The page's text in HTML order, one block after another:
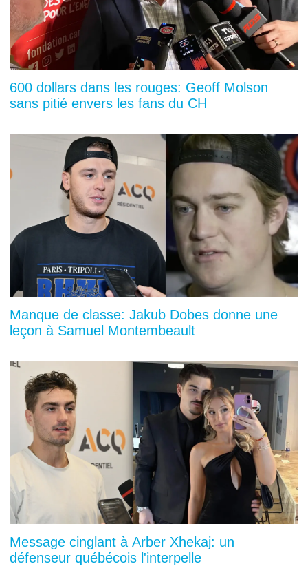
600 dollars dans les rouges: Geoff Molson
sans pitié envers les fans du CH
Manque de classe: Jakub Dobes donne une
leçon à Samuel Montembeault
Message cinglant à Arber Xhekaj: un
défenseur québécois l'interpelle